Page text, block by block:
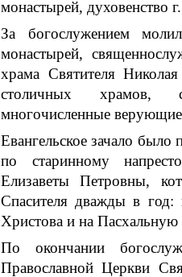
монастырей, духовенство
За богослужением
монастырей,
храма Святителя
столичных храмов,
многочисленные
Евангельское зачало
по старинному
Елизаветы Петровны,
Спасителя дважды в год:
Христова и на
По окончании
Православной Церкви